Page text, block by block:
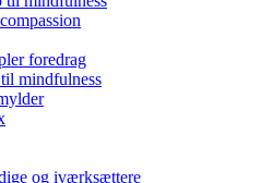
foredrag
mindfulness
og iværksættere